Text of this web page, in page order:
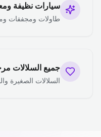
سيارات نظيفة
طاولات ومجففات
جميع السلالات
السلالات الصغيرة